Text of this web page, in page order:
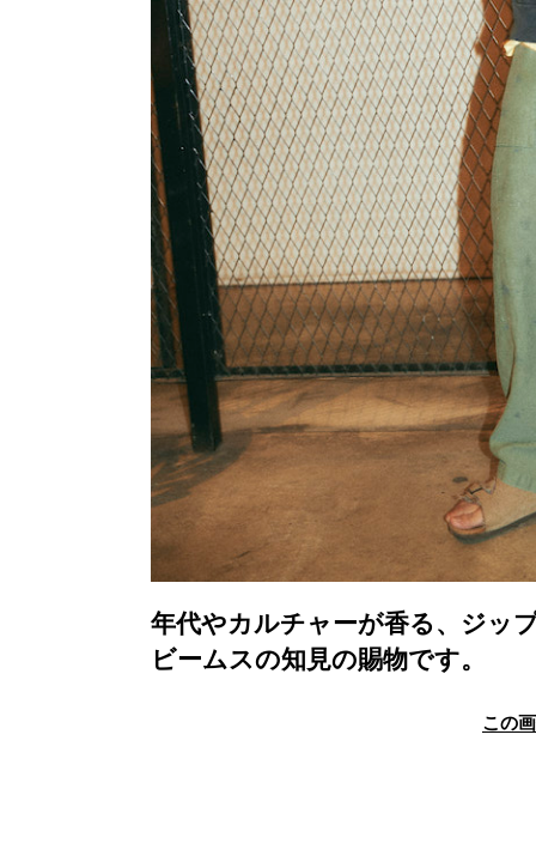
年代やカルチャーが香る、ジッ
ビームスの知見の賜物です。
この